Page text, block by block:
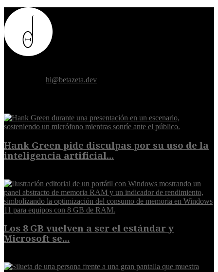
hi@betazeta.dev
Hank Green pide disculpas por su uso de la
inteligencia artificial...
Los 8 GB vuelven a ser el estándar y
Microsoft se...